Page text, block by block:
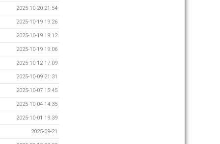
2025-10-20 21:54
2025-10-19 19:26
2025-10-19 19:12
2025-10-19 19:06
2025-10-12 17:09
2025-10-09 21:31
2025-10-07 15:45
2025-10-04 14:35
2025-10-01 19:39
2025-09-21